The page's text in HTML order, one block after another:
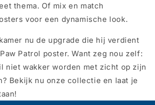
thema. Of mix en match
voor een dynamische look.
nu de upgrade die hij verdient
Patrol poster. Want zeg nou zelf:
niet wakker worden met zicht op zijn
Bekijk nu onze collectie en laat je